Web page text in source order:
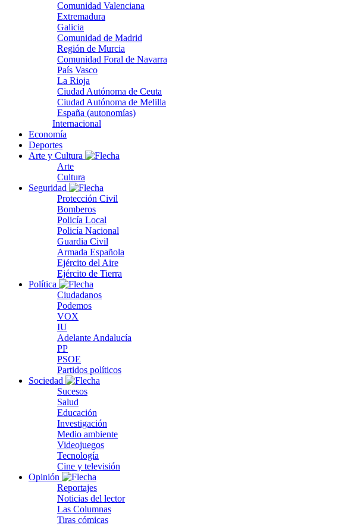
Comunidad Valenciana
Extremadura
Galicia
Comunidad de Madrid
Región de Murcia
Comunidad Foral de Navarra
País Vasco
La Rioja
Ciudad Autónoma de Ceuta
Ciudad Autónoma de Melilla
España (autonomías)
Internacional
Economía
Deportes
Arte y Cultura
Arte
Cultura
Seguridad
Protección Civil
Bomberos
Policía Local
Policía Nacional
Guardia Civil
Armada Española
Ejército del Aire
Ejército de Tierra
Política
Ciudadanos
Podemos
VOX
IU
Adelante Andalucía
PP
PSOE
Partidos políticos
Sociedad
Sucesos
Salud
Educación
Investigación
Medio ambiente
Videojuegos
Tecnología
Cine y televisión
Opinión
Reportajes
Noticias del lector
Las Columnas
Tiras cómicas